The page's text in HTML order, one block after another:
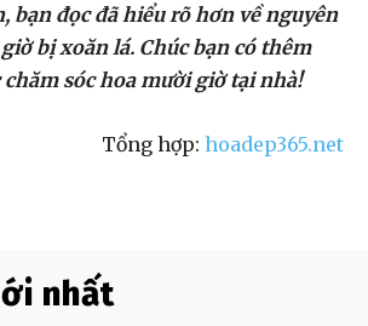
bạn đọc đã hiểu rõ hơn về nguyên
bị xoăn lá. Chúc bạn có thêm
sóc hoa mười giờ tại nhà!
Tổng hợp: hoadep365.net
nhất